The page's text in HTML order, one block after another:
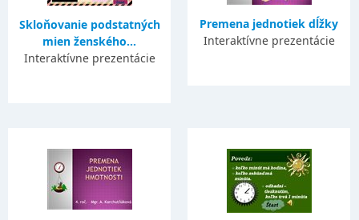
Skloňovanie podstatných
mien ženského...
Interaktívne prezentácie
Premena jednotiek dĺžky
Interaktívne prezentácie